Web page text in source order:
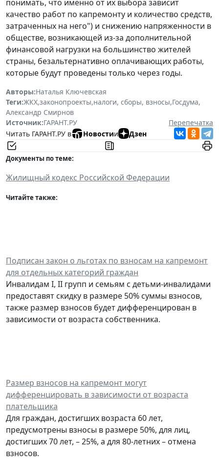
понимать, что именно от их выбора зависит
качество работ по капремонту и количество средств,
затраченных на него") и снижению напряженности в
обществе, возникающей из-за дополнительной
финансовой нагрузки на большинство жителей
страны, безальтернативно оплачивающих работы,
которые будут проведены только через годы.
Авторы:Наталья Ключевская
Теги:ЖКХ,законопроекты,налоги, сборы, взносы,Госдума,
Александр Смирнов
Источник:ГАРАНТ.РУ
Перепечатка
Читать ГАРАНТ.РУ в
Новостии Дзен
Документы по теме:
Жилищный кодекс Российской Федерации
Читайте также:
Подписан закон о льготах по взносам на капремонт
для отдельных категорий граждан
Инвалидам I, II групп и семьям с детьми-инвалидами
предоставят скидку в размере 50% суммы взносов,
также размер взносов будет дифференцирован в
зависимости от возраста собственника.
Размер взносов на капремонт могут
дифференцировать в зависимости от возраста
плательщика
Для граждан, достигших возраста 60 лет,
предусмотрены взносы в размере 50%, для лиц,
достигших 70 лет, – 25%, а для 80-летних – отмена
взносов.